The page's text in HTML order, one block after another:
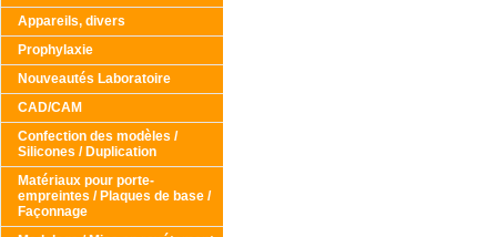
Appareils, divers
Prophylaxie
Nouveautés Laboratoire
CAD/CAM
Confection des modèles /
Silicones / Duplication
Matériaux pour porte-
empreintes / Plaques de base /
Façonnage